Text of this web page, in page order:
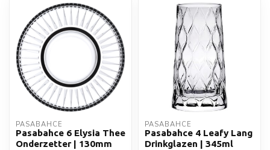
PASABAHCE
Pasabahce 6 Elysia Thee
Onderzetter | 130mm
PASABAHCE
Pasabahce 4 Leafy Lang
Drinkglazen | 345ml